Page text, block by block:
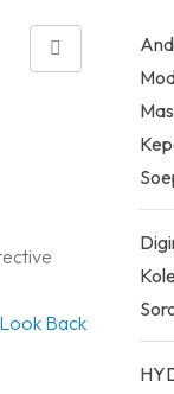
Share
Look Back